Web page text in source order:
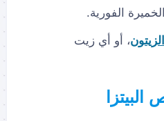
، أو أي زيت